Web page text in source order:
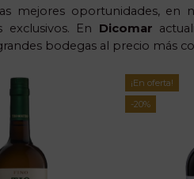
mejores oportunidades, en
exclusivos. En Dicomar
bodegas al precio más
¡En oferta!
-20%